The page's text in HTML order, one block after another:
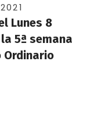
Lunes 8
5ª semana
Ordinario